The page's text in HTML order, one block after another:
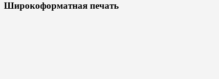
Широкоформатная печать